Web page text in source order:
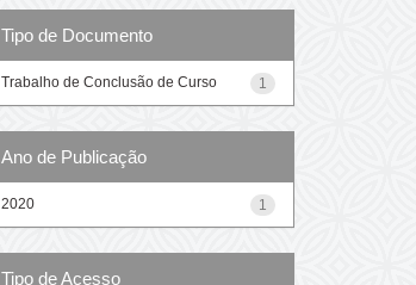
Tipo de Documento
1
Trabalho de Conclusão de Curso
Ano de Publicação
1
2020
Tipo de Acesso